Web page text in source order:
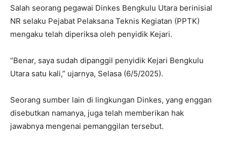
Salah seorang pegawai Dinkes Bengkulu Utara berinisial
NR selaku Pejabat Pelaksana Teknis Kegiatan (PPTK)
mengaku telah diperiksa oleh penyidik Kejari.
“Benar, saya sudah dipanggil penyidik Kejari Bengkulu
Utara satu kali,” ujarnya, Selasa (6/5/2025).
Seorang sumber lain di lingkungan Dinkes, yang enggan
disebutkan namanya, juga telah memberikan hak
jawabnya mengenai pemanggilan tersebut.